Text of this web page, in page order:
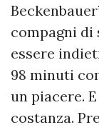
compagni di
essere
98 minuti
un piacere.
costanza.